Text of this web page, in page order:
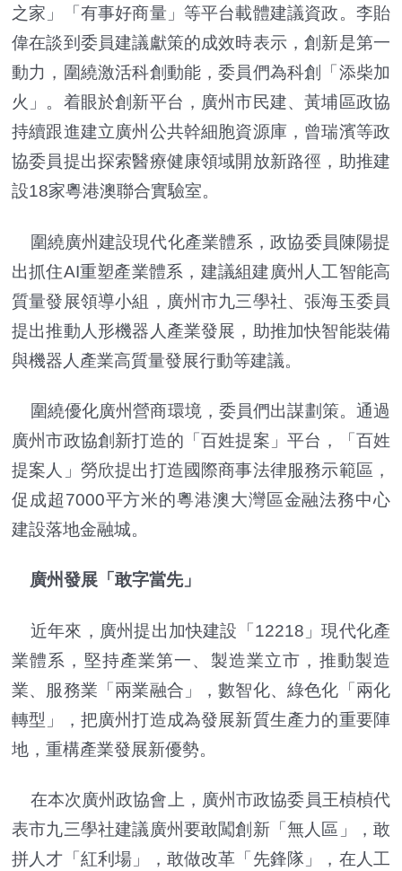
之家」「有事好商量」等平台載體建議資政。李貽
偉在談到委員建議獻策的成效時表示，創新是第一
動力，圍繞激活科創動能，委員們為科創「添柴加
火」。着眼於創新平台，廣州市民建、黃埔區政協
持續跟進建立廣州公共幹細胞資源庫，曾瑞濱等政
協委員提出探索醫療健康領域開放新路徑，助推建
設18家粵港澳聯合實驗室。
圍繞廣州建設現代化產業體系，政協委員陳陽提
出抓住AI重塑產業體系，建議組建廣州人工智能高
質量發展領導小組，廣州市九三學社、張海玉委員
提出推動人形機器人產業發展，助推加快智能裝備
與機器人產業高質量發展行動等建議。
圍繞優化廣州營商環境，委員們出謀劃策。通過
廣州市政協創新打造的「百姓提案」平台，「百姓
提案人」勞欣提出打造國際商事法律服務示範區，
促成超7000平方米的粵港澳大灣區金融法務中心
建設落地金融城。
廣州發展「敢字當先」
近年來，廣州提出加快建設「12218」現代化產
業體系，堅持產業第一、製造業立市，推動製造
業、服務業「兩業融合」，數智化、綠色化「兩化
轉型」，把廣州打造成為發展新質生產力的重要陣
地，重構產業發展新優勢。
在本次廣州政協會上，廣州市政協委員王楨楨代
表市九三學社建議廣州要敢闖創新「無人區」，敢
拼人才「紅利場」，敢做改革「先鋒隊」，在人工